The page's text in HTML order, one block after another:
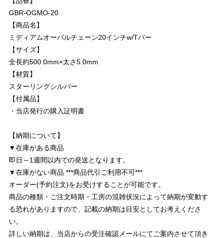
GBR-OGMO-20
【商品名】
ミディアムオーバルチェーン20インチw/Tバー
【サイズ】
全長約500.0mm×太さ5.0mm
【材質】
スターリングシルバー
【付属品】
・当店発行の購入証明書
【納期について】
▼在庫がある商品
即日～1週間以内での発送となります。
▼在庫がない商品 ***商品代引ご利用不可***
オーダー(予約注文)をお受けすることが可能です。
商品の種類・ご注文時期・工房の混雑状況によって納期が変動す
る恐れがありますので、記載の納期は目安としてお考えくださ
い。
詳しい納期は、当店からの受注確認メールにてご案内させて頂き